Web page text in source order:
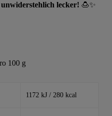
lecker! 🍮✨
100 g
1172 kJ / 280 kcal